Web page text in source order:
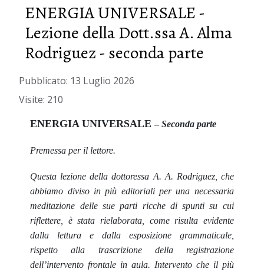
ENERGIA UNIVERSALE -
Lezione della Dott.ssa A. Alma
Rodriguez - seconda parte
Pubblicato: 13 Luglio 2026
Visite: 210
ENERGIA UNIVERSALE–Seconda parte
Premessa per il lettore.
Questa lezione della dottoressa A. A. Rodriguez, che
abbiamo diviso in più editoriali per una necessaria
meditazione delle sue parti ricche di spunti su cui
riflettere, è stata rielaborata, come risulta evidente
dalla lettura e dalla esposizione grammaticale,
rispetto alla trascrizione della registrazione
dell’intervento frontale in aula. Intervento che il più